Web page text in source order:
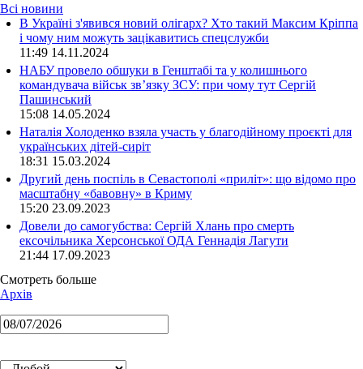
Всі новини
В Україні з'явився новий олігарх? Хто такий Максим Кріппа
і чому ним можуть зацікавитись спецслужби
11:49 14.11.2024
НАБУ провело обшуки в Генштабі та у колишнього
командувача військ зв’язку ЗСУ: при чому тут Сергій
Пашинський
15:08 14.05.2024
Наталія Холоденко взяла участь у благодійному проєкті для
українських дітей-сиріт
18:31 15.03.2024
Другий день поспіль в Севастополі «приліт»: що відомо про
масштабну «бавовну» в Криму
15:20 23.09.2023
Довели до самогубства: Сергій Хлань про смерть
ексочільника Херсонської ОДА Геннадія Лагути
21:44 17.09.2023
Смотреть больше
Архів